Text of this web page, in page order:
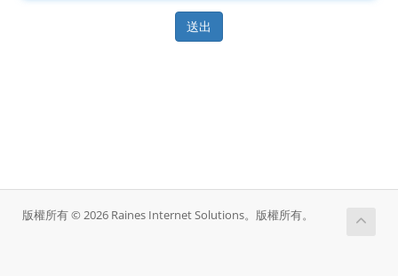
送出
版權所有 © 2026 Raines Internet Solutions。版權所有。